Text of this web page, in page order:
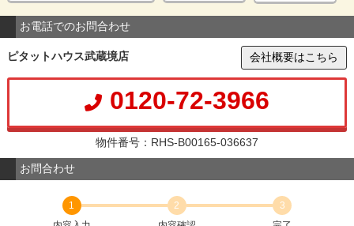
お電話でのお問合わせ
ピタットハウス武蔵境店 会社概要はこちら
0120-72-3966
物件番号：RHS-B00165-036637
お問合わせ
1
2
3